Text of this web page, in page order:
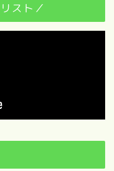
スト／
入ランキング
節・行事・キ